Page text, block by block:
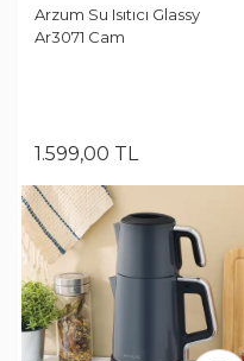
Arzum Su Isıtıcı Glassy
Ar3071 Cam
1.599,00 TL